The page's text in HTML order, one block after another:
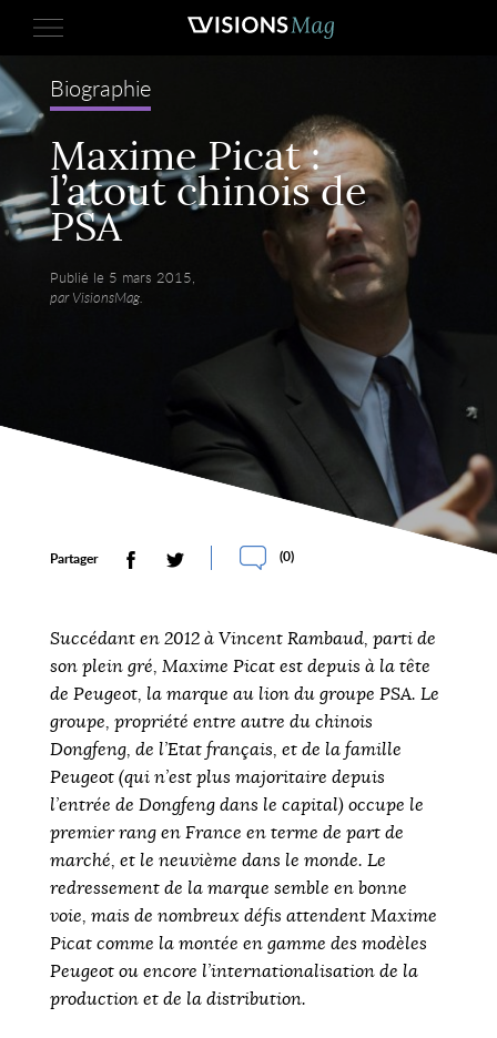
Biographie
Maxime Picat :
l’atout chinois de
PSA
Publié le 5 mars 2015,
par VisionsMag.
Partager (0)
Succédant en 2012 à Vincent Rambaud, parti de
son plein gré, Maxime Picat est depuis à la tête
de Peugeot, la marque au lion du groupe PSA. Le
groupe, propriété entre autre du chinois
Dongfeng, de l’Etat français, et de la famille
Peugeot (qui n’est plus majoritaire depuis
l’entrée de Dongfeng dans le capital) occupe le
premier rang en France en terme de part de
marché, et le neuvième dans le monde. Le
redressement de la marque semble en bonne
voie, mais de nombreux défis attendent Maxime
Picat comme la montée en gamme des modèles
Peugeot ou encore l’internationalisation de la
production et de la distribution.